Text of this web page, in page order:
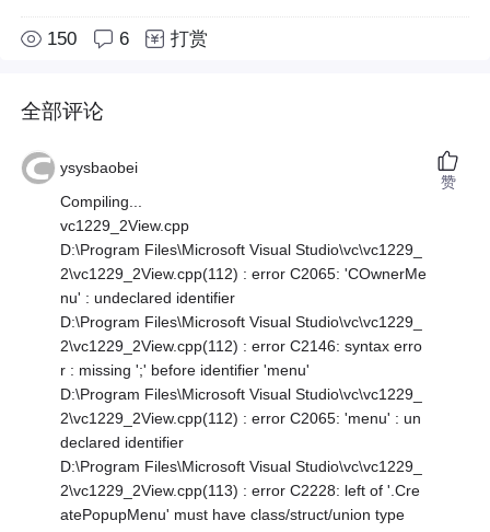
150 6 打赏
全部评论
ysysbaobei
Compiling...
vc1229_2View.cpp
D:\Program Files\Microsoft Visual Studio\vc\vc1229_
2\vc1229_2View.cpp(112) : error C2065: 'COwnerMe
nu' : undeclared identifier
D:\Program Files\Microsoft Visual Studio\vc\vc1229_
2\vc1229_2View.cpp(112) : error C2146: syntax erro
r : missing ';' before identifier 'menu'
D:\Program Files\Microsoft Visual Studio\vc\vc1229_
2\vc1229_2View.cpp(112) : error C2065: 'menu' : un
declared identifier
D:\Program Files\Microsoft Visual Studio\vc\vc1229_
2\vc1229_2View.cpp(113) : error C2228: left of '.Cre
atePopupMenu' must have class/struct/union type
赞